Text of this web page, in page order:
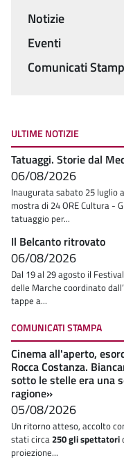
Menu
Notizie
Eventi
Comunicati
ULTIME NOTIZIE
Tatuaggi. Storie dal
06/08/2026
Inaugurata sabato 25 luglio
mostra di 24 ORE Cultura -
tatuaggio per...
Il Belcanto ritrovato
06/08/2026
Dal 19 al 29 agosto il
delle Marche coordinato
tappe a...
COMUNICATI STAMPA
Cinema all'aperto,
Rocca Costanza.
sotto le stelle era una
ragione»
05/08/2026
Un ritorno atteso, accolto
stati circa250 gli spettatori
proiezione...